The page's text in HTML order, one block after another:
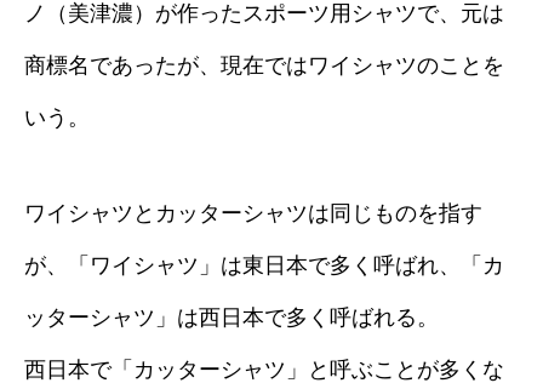
ノ（美津濃）が作ったスポーツ用シャツで、元は
商標名であったが、現在ではワイシャツのことを
いう。
ワイシャツとカッターシャツは同じものを指す
が、「ワイシャツ」は東日本で多く呼ばれ、「カ
ッターシャツ」は西日本で多く呼ばれる。
西日本で「カッターシャツ」と呼ぶことが多くな